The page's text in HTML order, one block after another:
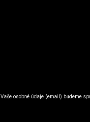
Vaše osobné údaje (email) budeme